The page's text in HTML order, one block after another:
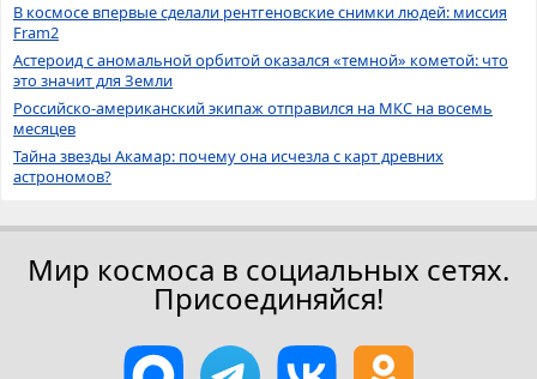
В космосе впервые сделали рентгеновские снимки людей: миссия
Fram2
Астероид с аномальной орбитой оказался «темной» кометой: что
это значит для Земли
Российско-американский экипаж отправился на МКС на восемь
месяцев
Тайна звезды Акамар: почему она исчезла с карт древних
астрономов?
Мир космоса в социальных сетях.
Присоединяйся!